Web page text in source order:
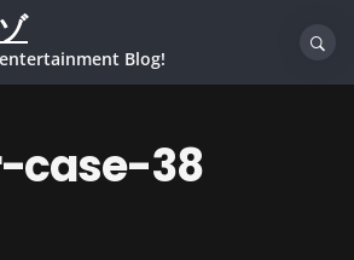
Blog!
case-38